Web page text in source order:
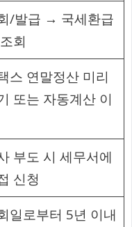
/발급 → 국세환급
회
스 연말정산 미리
또는 자동계산 이
부도 시 세무서에
신청
일로부터 5년 이내